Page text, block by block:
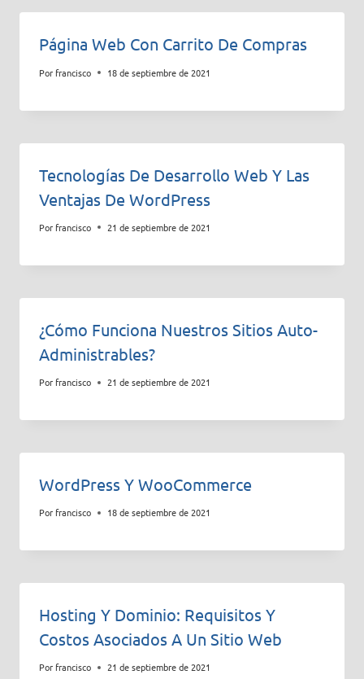
Página Web Con Carrito De Compras
Porfrancisco 18 de septiembre de 2021
Tecnologías De Desarrollo Web Y Las
Ventajas De WordPress
Porfrancisco 21 de septiembre de 2021
¿Cómo Funciona Nuestros Sitios Auto-
Administrables?
Porfrancisco 21 de septiembre de 2021
WordPress Y WooCommerce
Porfrancisco 18 de septiembre de 2021
Hosting Y Dominio: Requisitos Y
Costos Asociados A Un Sitio Web
Porfrancisco 21 de septiembre de 2021